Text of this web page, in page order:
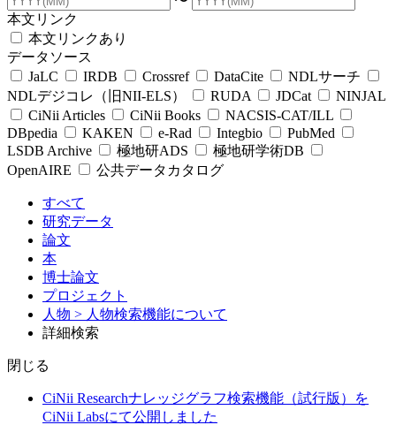
本文リンク
本文リンクあり
データソース
JaLC
IRDB Crossref DataCite
NDLサーチ
NDLデジコレ（旧NII-ELS）
RUDA JDCat
NINJAL
CiNii Articles
CiNii Books
NACSIS-CAT/ILL
DBpedia
KAKEN e-Rad Integbio
PubMed
LSDB Archive
極地研ADS
極地研学術DB
OpenAIRE
公共データカタログ
すべて
研究データ
論文
本
博士論文
プロジェクト
人物 > 人物検索機能について
詳細検索
閉じる
CiNii Researchナレッジグラフ検索機能（試行版）を
CiNii Labsにて公開しました